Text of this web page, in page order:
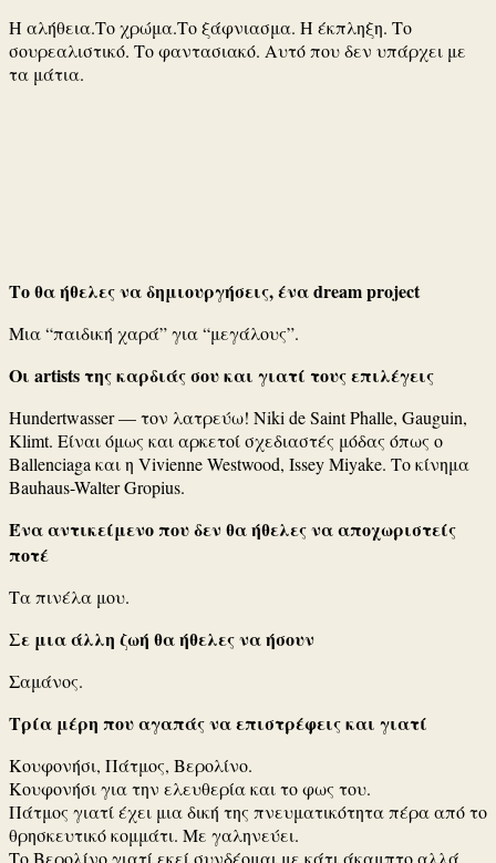
Η αλήθεια.Το χρώμα.Το ξάφνιασμα. Η έκπληξη. Το
σουρεαλιστικό. Το φαντασιακό. Αυτό που δεν υπάρχει με
τα μάτια.
Το θα ήθελες να δημιουργήσεις, ένα dream project
Μια “παιδική χαρά” για “μεγάλους”.
Οι artists της καρδιάς σου και γιατί τους επιλέγεις
Hundertwasser — τον λατρεύω! Niki de Saint Phalle, Gauguin,
Klimt. Είναι όμως και αρκετοί σχεδιαστές μόδας όπως ο
Ballenciaga και η Vivienne Westwood, Issey Miyake. Το κίνημα
Βauhaus-Walter Gropius.
Ένα αντικείμενο που δεν θα ήθελες να αποχωριστείς
ποτέ
Τα πινέλα μου.
Σε μια άλλη ζωή θα ήθελες να ήσουν
Σαμάνος.
Τρία μέρη που αγαπάς να επιστρέφεις και γιατί
Κουφονήσι, Πάτμος, Βερολίνο.
Κουφονήσι για την ελευθερία και το φως του.
Πάτμος γιατί έχει μια δική της πνευματικότητα πέρα από το
θρησκευτικό κομμάτι. Με γαληνεύει.